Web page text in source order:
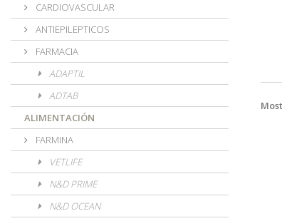
CARDIOVASCULAR
ANTIEPILEPTICOS
FARMACIA
ADAPTIL
ADTAB
ALIMENTACIÓN
FARMINA
VETLIFE
N&D PRIME
N&D OCEAN